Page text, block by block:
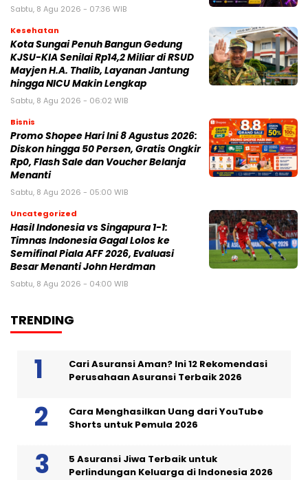
Sabtu, 8 Agu 2026 - 07:36 WIB
Kesehatan
Kota Sungai Penuh Bangun Gedung
KJSU-KIA Senilai Rp14,2 Miliar di RSUD
Mayjen H.A. Thalib, Layanan Jantung
hingga NICU Makin Lengkap
Sabtu, 8 Agu 2026 - 06:02 WIB
Bisnis
Promo Shopee Hari Ini 8 Agustus 2026:
Diskon hingga 50 Persen, Gratis Ongkir
Rp0, Flash Sale dan Voucher Belanja
Menanti
Sabtu, 8 Agu 2026 - 05:00 WIB
Uncategorized
Hasil Indonesia vs Singapura 1-1:
Timnas Indonesia Gagal Lolos ke
Semifinal Piala AFF 2026, Evaluasi
Besar Menanti John Herdman
Sabtu, 8 Agu 2026 - 04:00 WIB
TRENDING
Cari Asuransi Aman? Ini 12 Rekomendasi
Perusahaan Asuransi Terbaik 2026
Cara Menghasilkan Uang dari YouTube
Shorts untuk Pemula 2026
5 Asuransi Jiwa Terbaik untuk
Perlindungan Keluarga di Indonesia 2026